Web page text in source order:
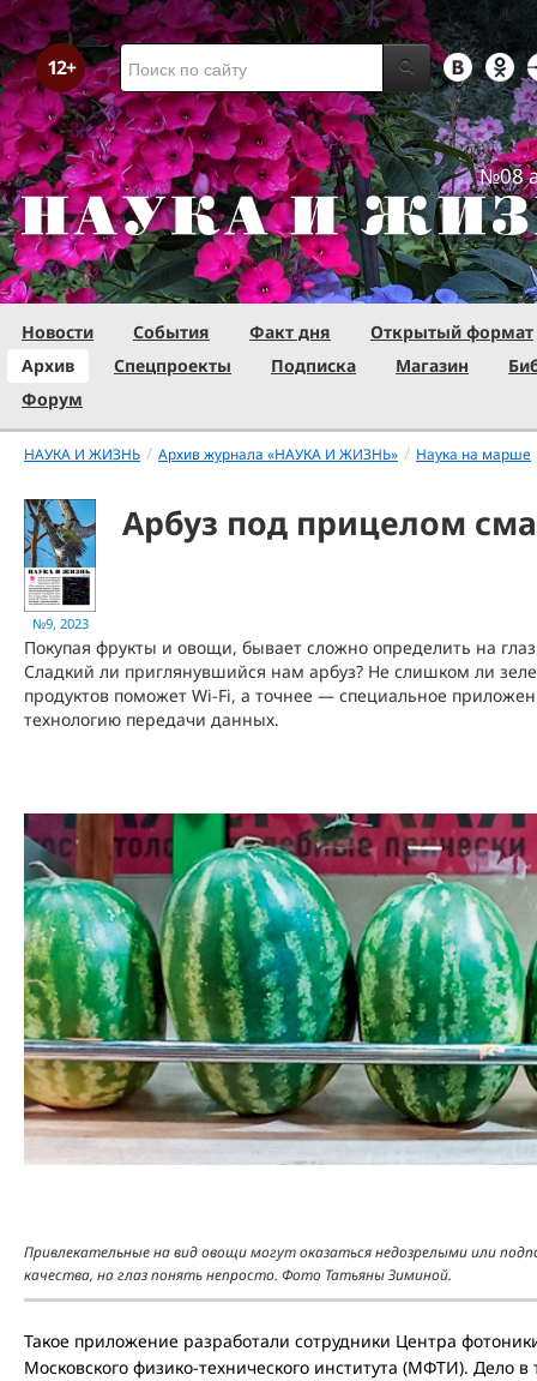
№08
Новости События Факт дня
Открытый формат
Архив
Спецпроекты Подписка Магазин
Форум
НАУКА И ЖИЗНЬ / Архив журнала «НАУКА И ЖИЗНЬ» / Наука на марше
№9, 2023
Арбуз под прицелом
Покупая фрукты и овощи, бывает сложно определить на
Сладкий ли приглянувшийся нам арбуз? Не слишком ли
продуктов поможет Wi-Fi, а точнее — специальное
технологию передачи данных.
Привлекательные на вид овощи могут оказаться недозрелыми или
качества, на глаз понять непросто. Фото Татьяны Зиминой.
Такое приложение разработали сотрудники Центра
Московского физико-технического института (МФТИ). Дело в